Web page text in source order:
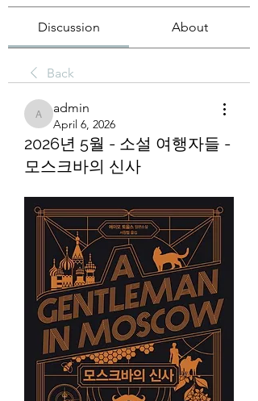
Discussion About
Back
admin
admin
April 6, 2026
2026년 5월 - 소설 여행자들 -
모스크바의 신사